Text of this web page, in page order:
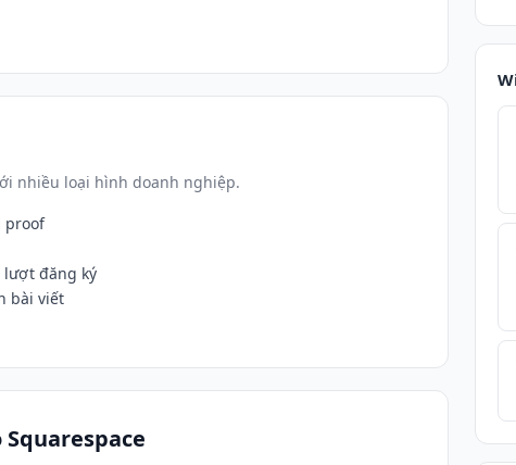
nhiều loại hình doanh nghiệp.
proof
lượt đăng ký
bài viết